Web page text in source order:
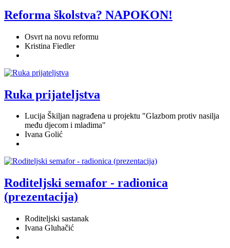
Reforma školstva? NAPOKON!
Osvrt na novu reformu
Kristina Fiedler
Ruka prijateljstva
Lucija Škiljan nagrađena u projektu "Glazbom protiv nasilja
među djecom i mladima"
Ivana Golić
Roditeljski semafor - radionica
(prezentacija)
Roditeljski sastanak
Ivana Gluhačić